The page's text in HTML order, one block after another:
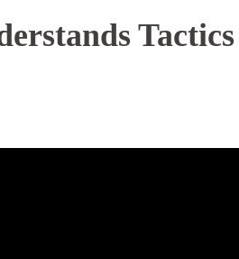
Tactics